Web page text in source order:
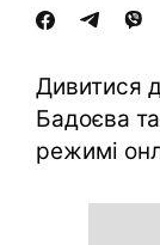
Дивитися
Бадоєва
режимі